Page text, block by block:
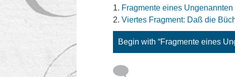
Fragmente eines Ungenannten
Viertes Fragment: Daß die
Begin with “Fragmente eines